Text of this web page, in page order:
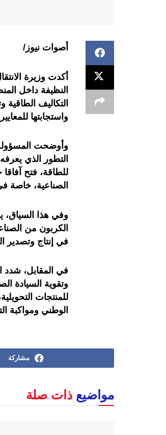
أصوات نيوز/
أكدت وزيرة
النظيفة داخل
التكاليف الطاقية
واستجابتها
وأوضحت المسؤولة
التطور الذي
للطاقة، فتح آفاقا
الصناعية، خاصة
وفي هذا السياق،
الكربون من
في إنتاج وتصدير
في المقابل، شدد
وتقوية السيادة
للمنتجات
الوطني ومواكبة
مشاركة
مواضيع ذات صلة